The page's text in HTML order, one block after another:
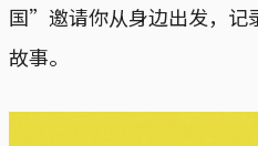
国”邀请你从身边出发，记
故事。